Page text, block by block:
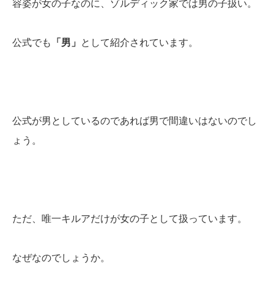
容姿が女の子なのに、ゾルディック家では男の子扱い。
公式でも 「男」 として紹介されています。
公式が男としているのであれば男で間違いはないのでし
ょう。
ただ、唯一キルアだけが女の子として扱っています。
なぜなのでしょうか。